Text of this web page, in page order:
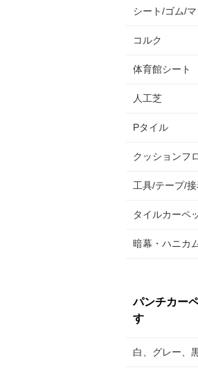
シート/ゴム/マ
コルク
体育館シート
人工芝
Pタイル
クッションフ
工具/テープ/接
タイルカーペ
暗幕・ハニカ
パンチカー
す
白、グレー、